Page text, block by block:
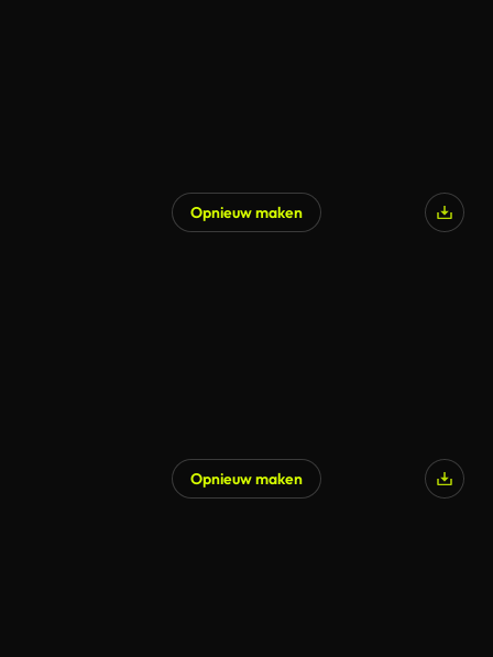
Opnieuw maken
Opnieuw maken